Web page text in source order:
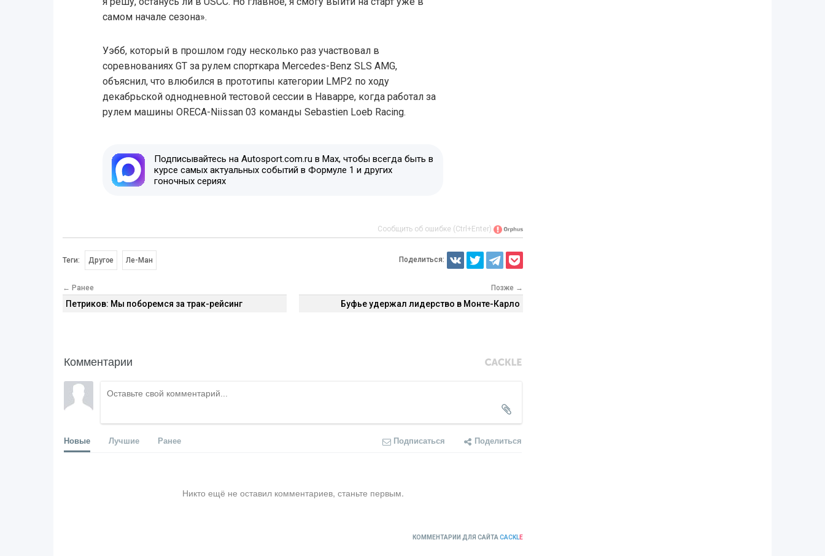
самом начале сезона».
Уэбб, который в прошлом году несколько раз участвовал в
соревнованиях GT за рулем спорткара Mercedes-Benz SLS AMG,
объяснил, что влюбился в прототипы категории LMP2 по ходу
декабрьской однодневной тестовой сессии в Наварре, когда работал за
рулем машины ORECA-Niissan 03 команды Sebastien Loeb Racing.
Подписывайтесь на Autosport.com.ru в Max, чтобы всегда быть в
курсе самых актуальных событий в Формуле 1 и других
гоночных сериях
Сообщить об ошибке (Ctrl+Enter)
Теги: Другое Ле-Ман Поделиться:
← Ранее
Петриков: Мы поборемся за трак-рейсинг
Позже →
Буфье удержал лидерство в Монте-Карло
Комментарии
Новые Лучшие Ранее Подписаться Поделиться
Никто ещё не оставил комментариев, станьте первым.
КОММЕНТАРИИ ДЛЯ САЙТАCACKLE